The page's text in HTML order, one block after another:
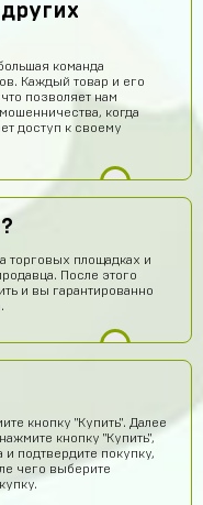
команда
Каждый товар и его
позволяет нам
когда
доступ к своему
торговых площадках и
После этого
и вы гарантированно
кнопку "Купить". Далее
кнопку "Купить",
и подтвердите покупку,
чего выберите
14 часов назад